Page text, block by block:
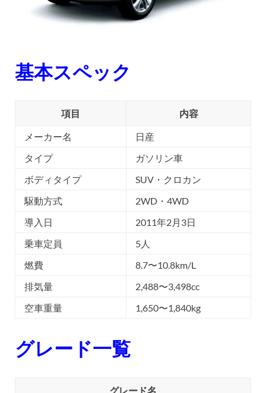
基本スペック
項目 内容
メーカー名
日産
タイプ
ガソリン車
ボディタイプ
SUV・クロカン
駆動方式
2WD・4WD
導入日
2011年2月3日
乗車定員
5人
燃費
8.7〜10.8km/L
排気量
2,488〜3,498cc
空車重量
1,650〜1,840kg
グレード一覧
グレード名